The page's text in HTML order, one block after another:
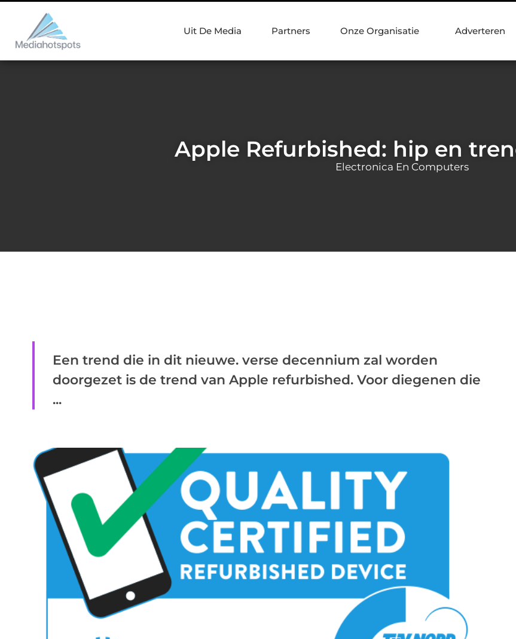
Uit De Media Partners Onze Organisatie Adverteren
Apple Refurbished: hip en
Electronica En Computers
Een trend die in dit nieuwe. verse decennium zal worden
doorgezet is de trend van Apple refurbished. Voor diegenen die
...